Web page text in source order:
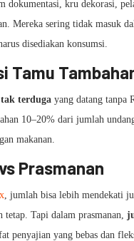
dokumentasi, kru dekorasi,
Mereka sering tidak masuk
disediakan konsumsi.
Tamu
terduga yang datang tanpa
10–20% dari jumlah
makanan.
Prasmanan
, jumlah bisa lebih mendekati
tetap. Tapi dalam prasmanan,
penyajian yang bebas dan